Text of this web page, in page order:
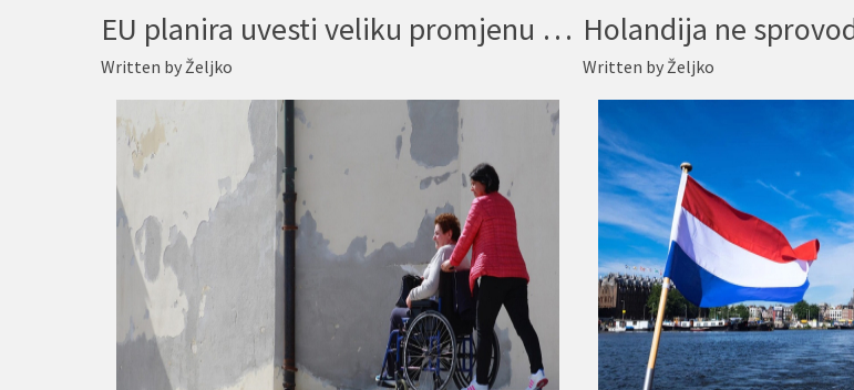
EU planira uvesti veliku promjenu za osobe s invaliditetom
Written byŽeljko Written byŽeljko